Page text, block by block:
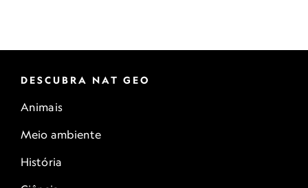
DESCUBRA NAT GEO
Animais
Meio ambiente
História